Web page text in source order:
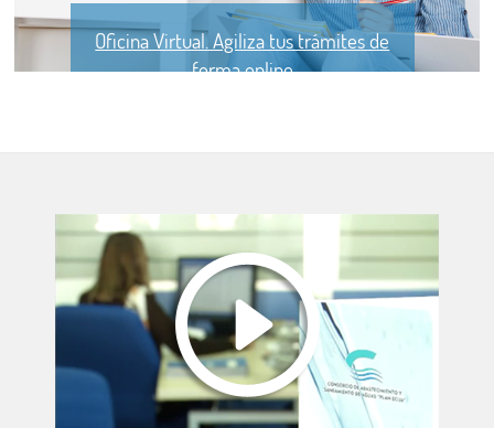
Oficina Virtual. Agiliza tus trámites de
forma online